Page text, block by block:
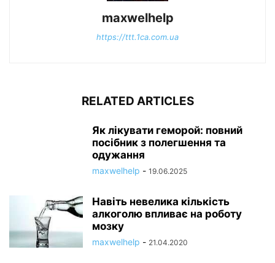
maxwelhelp
https://ttt.1ca.com.ua
RELATED ARTICLES
Як лікувати геморой: повний
посібник з полегшення та
одужання
maxwelhelp - 19.06.2025
Навіть невелика кількість
алкоголю впливає на роботу
мозку
maxwelhelp - 21.04.2020